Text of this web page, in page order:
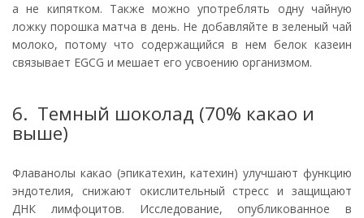
а не кипятком. Также можно употреблять одну чайную
ложку порошка матча в день. Не добавляйте в зеленый чай
молоко, потому что содержащийся в нем белок казеин
связывает EGCG и мешает его усвоению организмом.
6. Темный шоколад (70% какао и
выше)
Флаванолы какао (эпикатехин, катехин) улучшают функцию
эндотелия, снижают окислительный стресс и защищают
ДНК лимфоцитов. Исследование, опубликованное в